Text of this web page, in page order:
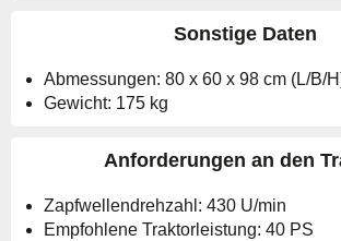
Sonstige Daten
Abmessungen: 80 x 60 x 98 cm (L/B/
Gewicht: 175 kg
Anforderungen an den
Zapfwellendrehzahl: 430 U/min
Empfohlene Traktorleistung: 40 PS